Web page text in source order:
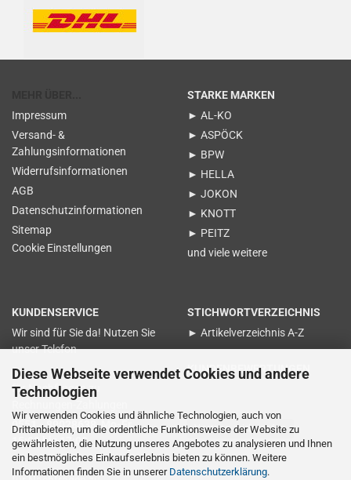
Diese Webseite verwendet Cookies und andere
Technologien
Wir verwenden Cookies und ähnliche Technologien, auch von
Drittanbietern, um die ordentliche Funktionsweise der Website zu
gewährleisten, die Nutzung unseres Angebotes zu analysieren und Ihnen
ein bestmögliches Einkaufserlebnis bieten zu können. Weitere
Informationen finden Sie in unserer Datenschutzerklärung.
Impressum
Versand- &
Zahlungsinformationen
Widerrufsinformationen
AGB
Datenschutzinformationen
Sitemap
Cookie Einstellungen
STARKE MARKEN
► AL-KO
► ASPÖCK
► BPW
► HELLA
► JOKON
► KNOTT
► PEITZ
und viele weitere
KUNDENSERVICE
Wir sind für Sie da! Nutzen Sie
unser Telefon
für Nachfragen zu
0551 - 89028638 Mo-Fr.
15:00 bis 17:00
STICHWORTVERZEICHNIS
► Artikelverzeichnis A-Z
KUNDENBEWERTUNGEN
Vertrag widerrufen